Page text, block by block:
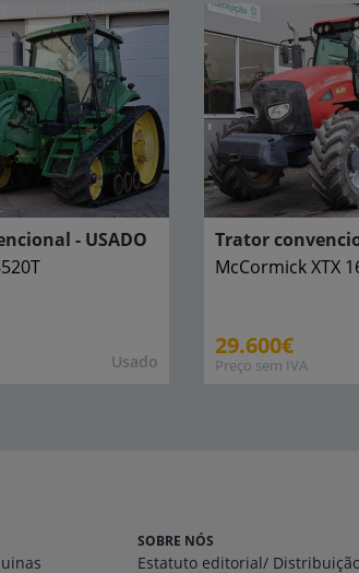
Usado
- USADO
Trator
McCormick XTX
29.600€
Preço sem IVA
SOBRE NÓS
Estatuto editorial/